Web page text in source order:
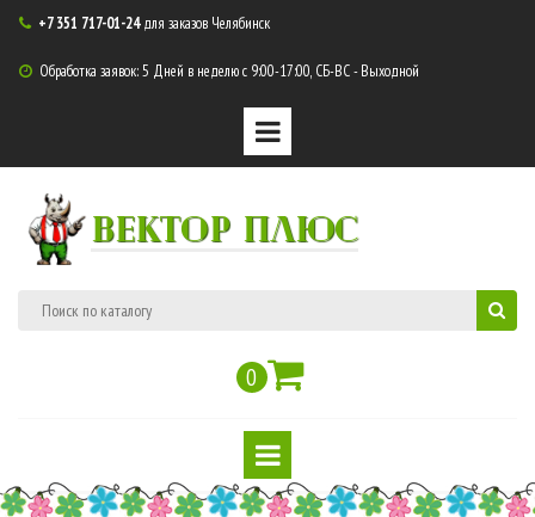
 +7 351 717-01-24для заказов Челябинск
 Обработка заявок: 5 Дней в неделю с 9:00-17:00, СБ-ВС - Выходной
ВЕКТОР ПЛЮС
0